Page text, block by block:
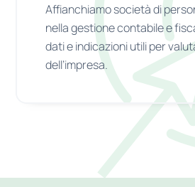
Affianchiamo società di
nella gestione contabile e
dati e indicazioni utili per
dell’impresa.